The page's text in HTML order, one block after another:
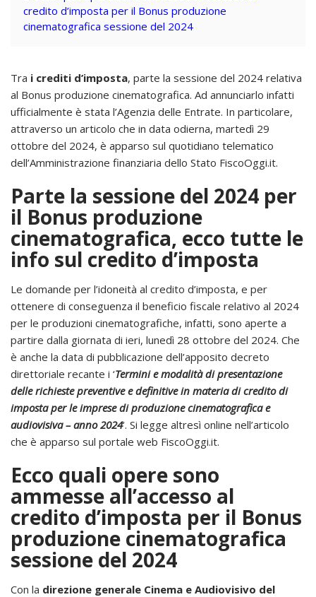
credito d’imposta per il Bonus produzione
cinematografica sessione del 2024
Tra i crediti d’imposta, parte la sessione del 2024 relativa
al Bonus produzione cinematografica. Ad annunciarlo infatti
ufficialmente è stata l’Agenzia delle Entrate. In particolare,
attraverso un articolo che in data odierna, martedì 29
ottobre del 2024, è apparso sul quotidiano telematico
dell’Amministrazione finanziaria dello Stato FiscoOggi.it.
Parte la sessione del 2024 per
il Bonus produzione
cinematografica, ecco tutte le
info sul credito d’imposta
Le domande per l’idoneità al credito d’imposta, e per
ottenere di conseguenza il beneficio fiscale relativo al 2024
per le produzioni cinematografiche, infatti, sono aperte a
partire dalla giornata di ieri, lunedì 28 ottobre del 2024. Che
è anche la data di pubblicazione dell’apposito decreto
direttoriale recante i ‘Termini e modalità di presentazione
delle richieste preventive e definitive in materia di credito di
imposta per le imprese di produzione cinematografica e
audiovisiva – anno 2024‘. Si legge altresì online nell’articolo
che è apparso sul portale web FiscoOggi.it.
Ecco quali opere sono
ammesse all’accesso al
credito d’imposta per il Bonus
produzione cinematografica
sessione del 2024
Con la direzione generale Cinema e Audiovisivo del